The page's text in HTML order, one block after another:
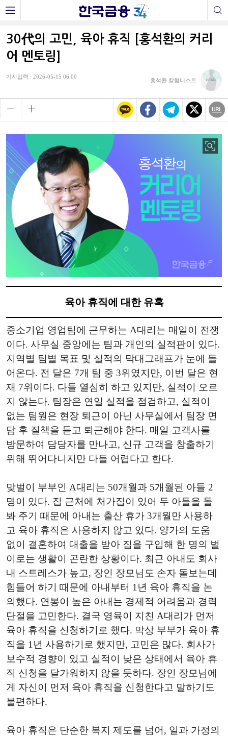
30代의 고민, 육아 휴직 [홍석환의 커리
어 멘토링]
기사입력 : 2026-05-15 06:00
홍석환 칼럼니스트
육아 휴직에 대한 유혹
중소기업 영업팀에 근무하는 A대리는 매일이 전쟁
이다. 사무실 중앙에는 팀과 개인의 실적판이 있다.
지역별 팀별 목표 및 실적의 막대그래프가 눈에 들
어온다. 전 달은 7개 팀 중 3위였지만, 이번 달은 현
재 7위이다. 다들 열심히 하고 있지만, 실적이 오르
지 않는다. 팀장은 연일 실적을 점검하고, 실적이
없는 팀원은 현장 퇴근이 아닌 사무실에서 팀장 면
담 후 질책을 듣고 퇴근해야 한다. 매일 고객사를
방문하여 담당자를 만나고, 신규 고객을 창출하기
위해 뛰어다니지만 다들 어렵다고 한다.
맞벌이 부부인 A대리는 50개월과 5개월된 아들 2
명이 있다. 집 근처에 처가집이 있어 두 아들을 돌
봐 주기 때문에 아내는 출산 휴가 3개월만 사용하
고 육아 휴직은 사용하지 않고 있다. 양가의 도움
없이 결혼하여 대출을 받아 집을 구입해 한 명의 벌
이로는 생활이 곤란한 상황이다. 최근 아내도 회사
내 스트레스가 높고, 장인 장모님도 손자 돌보는데
힘들어 하기 때문에 아내부터 1년 육아 휴직을 논
의했다. 연봉이 높은 아내는 경제적 어려움과 경력
단절을 고민한다. 결국 영육이 지친 A대리가 먼저
육아 휴직을 신청하기로 했다. 막상 부부가 육아 휴
직을 1년 사용하기로 했지만, 고민은 많다. 회사가
보수적 경향이 있고 실적이 낮은 상태에서 육아 휴
직 신청을 달가워하지 않을 듯하다. 장인 장모님에
게 자신이 먼저 육아 휴직을 신청한다고 말하기도
불편하다.
육아 휴직은 단순한 복지 제도를 넘어, 일과 가정의